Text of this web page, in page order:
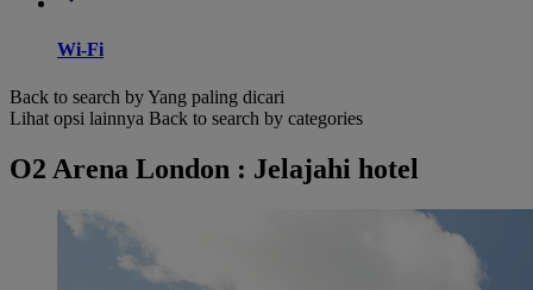
Wi-Fi
Back to search by Yang paling dicari
Lihat opsi lainnya Back to search by categories
O2 Arena London : Jelajahi hotel